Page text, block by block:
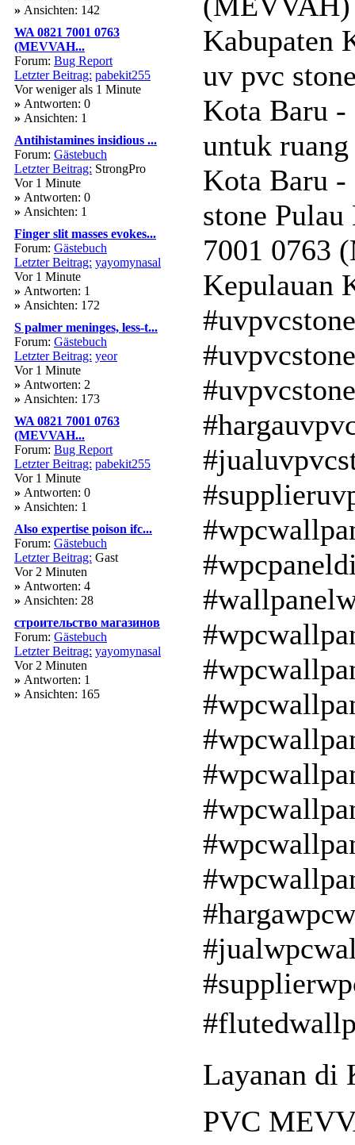
» Ansichten: 142
WA 0821 7001 0763
(MEVVAH...
Forum: Bug Report
Letzter Beitrag: pabekit255
Vor weniger als 1 Minute
» Antworten: 0
» Ansichten: 1
Antihistamines insidious ...
Forum: Gästebuch
Letzter Beitrag: StrongPro
Vor 1 Minute
» Antworten: 0
» Ansichten: 1
Finger slit masses evokes...
Forum: Gästebuch
Letzter Beitrag: yayomynasal
Vor 1 Minute
» Antworten: 1
» Ansichten: 172
S palmer meninges, less-t...
Forum: Gästebuch
Letzter Beitrag: yeor
Vor 1 Minute
» Antworten: 2
» Ansichten: 173
WA 0821 7001 0763
(MEVVAH...
Forum: Bug Report
Letzter Beitrag: pabekit255
Vor 1 Minute
» Antworten: 0
» Ansichten: 1
Also expertise poison ifc...
Forum: Gästebuch
Letzter Beitrag: Gast
Vor 2 Minuten
» Antworten: 4
» Ansichten: 28
строительство магазинов
Forum: Gästebuch
Letzter Beitrag: yayomynasal
Vor 2 Minuten
» Antworten: 1
» Ansichten: 165
Kabupaten
uv pvc
Kota Baru -
untuk
Kota Baru -
stone
7001 0763
Kepulauan
Layanan di
PVC